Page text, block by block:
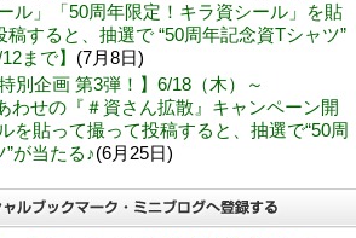
ル」「50周年限定！キラ資シール」を貼
稿すると、抽選で “50周年記念資Tシャツ”
まで】 (7月8日)
別企画 第3弾！】6/18（木）～
わせの『＃資さん拡散』キャンペーン開
を貼って撮って投稿すると、抽選で“50周
が当たる♪(6月25日)